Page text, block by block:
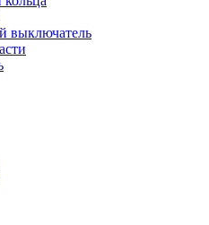
выключатель